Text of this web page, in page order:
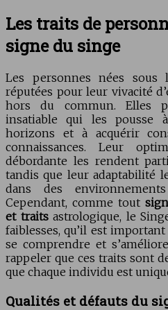
Les traits de
signe du singe
Les personnes nées
réputées pour leur vivacité
hors du commun. Elles
insatiable qui les pousse
horizons et à acquérir
connaissances. Leur
débordante les rendent
tandis que leur adaptabilité
dans des
Cependant, comme tout
et traitsastrologique, le
faiblesses, qu’il est
se comprendre et
rappeler que ces traits sont
que chaque individu est
Qualités et défauts du